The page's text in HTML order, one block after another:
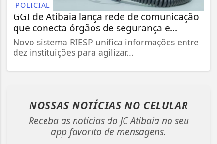
POLICIAL
GGI de Atibaia lança rede de comunicação
que conecta órgãos de segurança e...
Novo sistema RIESP unifica informações entre
dez instituições para agilizar...
NOSSAS NOTÍCIAS NO CELULAR
Receba as notícias do JC Atibaia no seu
app favorito de mensagens.